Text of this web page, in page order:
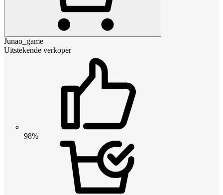
Junao_game
Uitstekende verkoper
98%